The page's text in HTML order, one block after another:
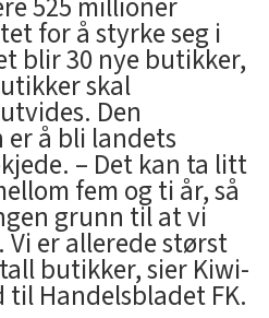
525 millioner
for å styrke seg i
blir 30 nye butikker,
skal
Den
å bli landets
– Det kan ta litt
fem og ti år, så
grunn til at vi
er allerede størst
butikker, sier Kiwi-
til Handelsbladet FK.